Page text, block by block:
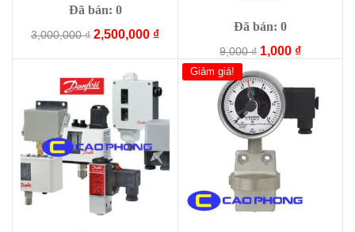
Đã bán: 0
3,000,000₫ Giá
3,000,000 ₫.
2,500,000 ₫Giá
là:
2,500,000 ₫.
Đã bán: 0
9,000₫ Giá
là:
9,000 ₫.
1,000 ₫Giá
1,000 ₫.
Giảm giá!